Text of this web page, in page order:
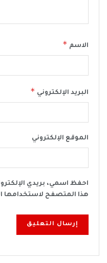
الاسم *
البريد الإلكتروني *
الموقع الإلكتروني
احفظ اسمي، بريدي
هذا المتصفح لاستخدامها